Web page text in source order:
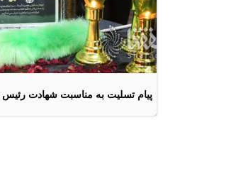
پیام تسلیت به مناسبت شهادت رئیس